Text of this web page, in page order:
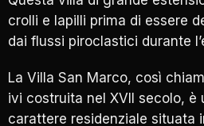
crolli e lapilli prima di essere
dai flussi piroclastici durante
La Villa San Marco, così
ivi costruita nel XVII secolo,
carattere residenziale situata